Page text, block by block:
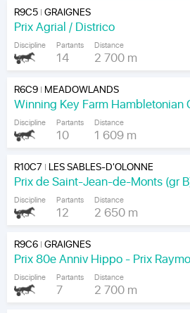
R9C5|GRAIGNES
Prix Agrial / Districo
Discipline Partants
14
Distance
2 700 m
R6C9| MEADOWLANDS
Discipline Partants
10
Distance
1 609 m
R10C7 | LES SABLES-D'OLONNE
Prix de Saint-Jean-de-Monts (gr
Discipline Partants
12
Distance
2 650 m
R9C6|GRAIGNES
Prix 80e Anniv Hippo - Prix
Discipline Partants
7
Distance
2 700 m